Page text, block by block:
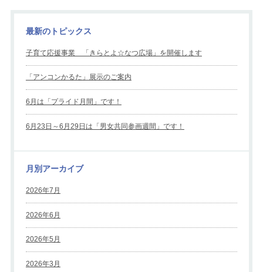
最新のトピックス
子育て応援事業 「きらとよ☆なつ広場」を開催します
「アンコンかるた」展示のご案内
6月は「プライド月間」です！
6月23日～6月29日は「男女共同参画週間」です！
月別アーカイブ
2026年7月
2026年6月
2026年5月
2026年3月